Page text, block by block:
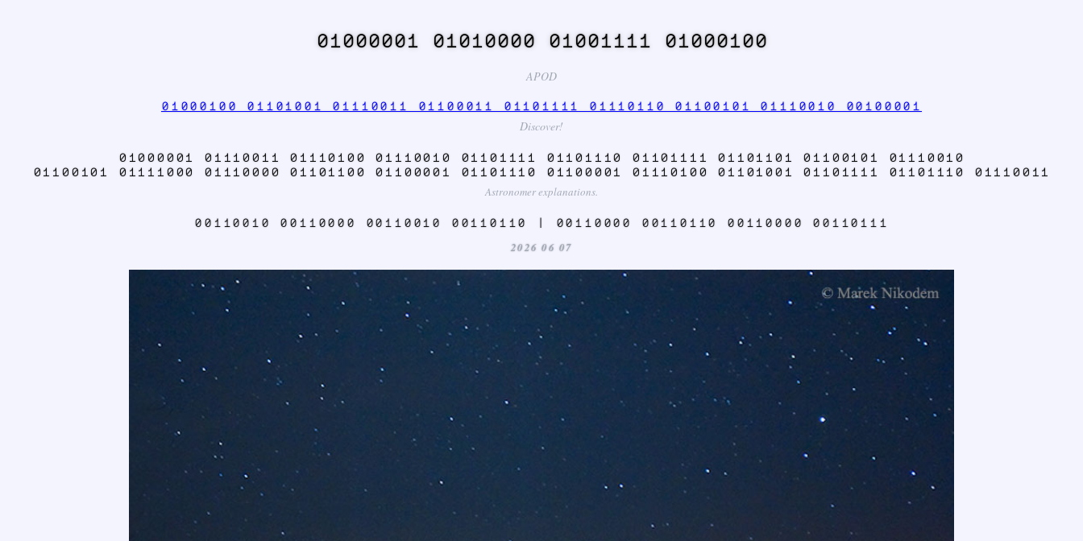
01000001 01010000 01001111 01000100
APOD
01000100 01101001 01110011 01100011 01101111 01110110 01100101 01110010 00100001
Discover!
01000001 01110011 01110100 01110010 01101111 01101110 01101111 01101101 01100101 01110010
01100101 01111000 01110000 01101100 01100001 01101110 01100001 01110100 01101001 01101111 01101110 01110011
Astronomer explanations.
00110010 00110000 00110010 00110110 | 00110000 00110110 00110000 00110111
2026 06 07